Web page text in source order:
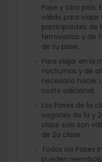
Pase y otro país.
válido para
participantes de
ferroviarias y de
de tu pase.
Para viajar en la
nocturnos y de
necesario hacer
costo adicional.
Los Pases de 1a
vagones de 1a y
clase solo son
de 2a clase.
Todos los Pases
pueden